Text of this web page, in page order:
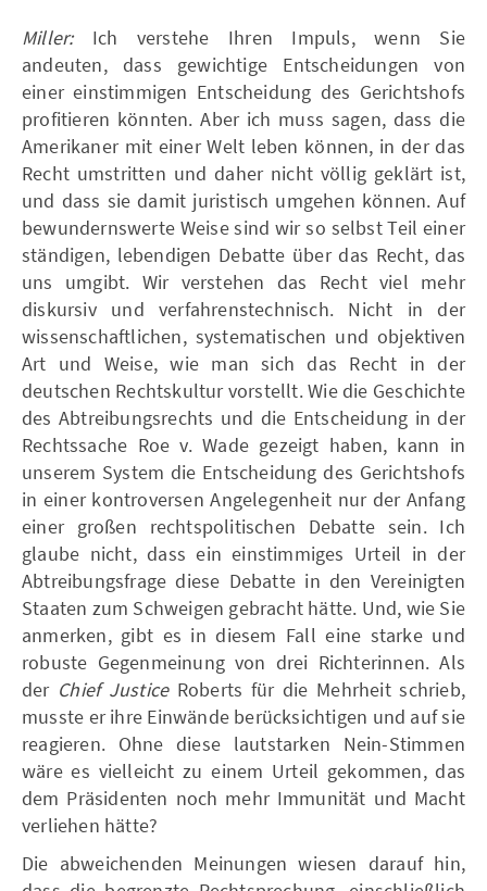
Miller: Ich verstehe Ihren Impuls, wenn Sie
andeuten, dass gewichtige Entscheidungen von
einer einstimmigen Entscheidung des Gerichtshofs
profitieren könnten. Aber ich muss sagen, dass die
Amerikaner mit einer Welt leben können, in der das
Recht umstritten und daher nicht völlig geklärt ist,
und dass sie damit juristisch umgehen können. Auf
bewundernswerte Weise sind wir so selbst Teil einer
ständigen, lebendigen Debatte über das Recht, das
uns umgibt. Wir verstehen das Recht viel mehr
diskursiv und verfahrenstechnisch. Nicht in der
wissenschaftlichen, systematischen und objektiven
Art und Weise, wie man sich das Recht in der
deutschen Rechtskultur vorstellt. Wie die Geschichte
des Abtreibungsrechts und die Entscheidung in der
Rechtssache Roe v. Wade gezeigt haben, kann in
unserem System die Entscheidung des Gerichtshofs
in einer kontroversen Angelegenheit nur der Anfang
einer großen rechtspolitischen Debatte sein. Ich
glaube nicht, dass ein einstimmiges Urteil in der
Abtreibungsfrage diese Debatte in den Vereinigten
Staaten zum Schweigen gebracht hätte. Und, wie Sie
anmerken, gibt es in diesem Fall eine starke und
robuste Gegenmeinung von drei Richterinnen. Als
der Chief JusticeRoberts für die Mehrheit schrieb,
musste er ihre Einwände berücksichtigen und auf sie
reagieren. Ohne diese lautstarken Nein-Stimmen
wäre es vielleicht zu einem Urteil gekommen, das
dem Präsidenten noch mehr Immunität und Macht
verliehen hätte?
Die abweichenden Meinungen wiesen darauf hin,